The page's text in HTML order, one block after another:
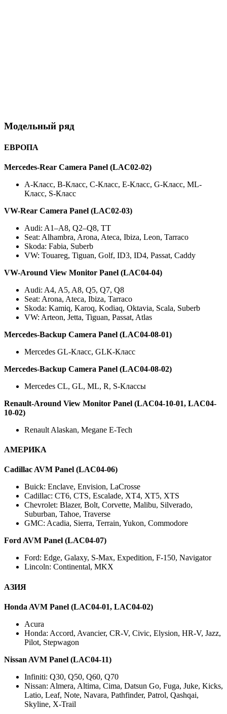
Модельный ряд
ЕВРОПА
Mercedes-Rear Camera Panel (LAC02-02)
A-Класс, B-Класс, C-Класс, E-Класс, G-Класс, ML-
Класс, S-Класс
VW-Rear Camera Panel (LAC02-03)
Audi: A1–A8, Q2–Q8, TT
Seat: Alhambra, Arona, Ateca, Ibiza, Leon, Tarraco
Skoda: Fabia, Suberb
VW: Touareg, Tiguan, Golf, ID3, ID4, Passat, Caddy
VW-Around View Monitor Panel (LAC04-04)
Audi: A4, A5, A8, Q5, Q7, Q8
Seat: Arona, Ateca, Ibiza, Tarraco
Skoda: Kamiq, Karoq, Kodiaq, Oktavia, Scala, Suberb
VW: Arteon, Jetta, Tiguan, Passat, Atlas
Mercedes-Backup Camera Panel (LAC04-08-01)
Mercedes GL-Класс, GLK-Класс
Mercedes-Backup Camera Panel (LAC04-08-02)
Mercedes CL, GL, ML, R, S-Классы
Renault-Around View Monitor Panel (LAC04-10-01, LAC04-
10-02)
Renault Alaskan, Megane E-Tech
АМЕРИКА
Cadillac AVM Panel (LAC04-06)
Buick: Enclave, Envision, LaCrosse
Cadillac: CT6, CTS, Escalade, XT4, XT5, XTS
Chevrolet: Blazer, Bolt, Corvette, Malibu, Silverado,
Suburban, Tahoe, Traverse
GMC: Acadia, Sierra, Terrain, Yukon, Commodore
Ford AVM Panel (LAC04-07)
Ford: Edge, Galaxy, S-Max, Expedition, F-150, Navigator
Lincoln: Continental, MKX
АЗИЯ
Honda AVM Panel (LAC04-01, LAC04-02)
Acura
Honda: Accord, Avancier, CR-V, Civic, Elysion, HR-V, Jazz,
Pilot, Stepwagon
Nissan AVM Panel (LAC04-11)
Infiniti: Q30, Q50, Q60, Q70
Nissan: Almera, Altima, Cima, Datsun Go, Fuga, Juke, Kicks,
Latio, Leaf, Note, Navara, Pathfinder, Patrol, Qashqai,
Skyline, X-Trail